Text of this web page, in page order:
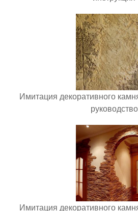
Имитация декоративного
руководство
Имитация декоративного